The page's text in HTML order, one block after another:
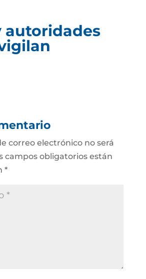
autoridades
correo electrónico no será
campos obligatorios están
*